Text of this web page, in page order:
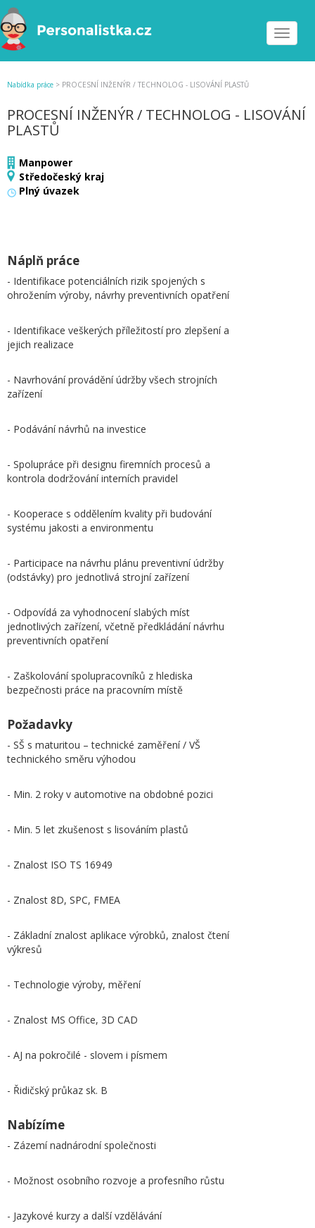
Toggle
Nabídka práce > PROCESNÍ INŽENÝR / TECHNOLOG - LISOVÁNÍ PLASTŮ
PROCESNÍ INŽENÝR / TECHNOLOG - LISOVÁNÍ
PLASTŮ
Manpower
Středočeský kraj
Plný úvazek
Náplň práce
- Identifikace potenciálních rizik spojených s
ohrožením výroby, návrhy preventivních opatření
- Identifikace veškerých příležitostí pro zlepšení a
jejich realizace
- Navrhování provádění údržby všech strojních
zařízení
- Podávání návrhů na investice
- Spolupráce při designu firemních procesů a
kontrola dodržování interních pravidel
- Kooperace s oddělením kvality při budování
systému jakosti a environmentu
- Participace na návrhu plánu preventivní údržby
(odstávky) pro jednotlivá strojní zařízení
- Odpovídá za vyhodnocení slabých míst
jednotlivých zařízení, včetně předkládání návrhu
preventivních opatření
- Zaškolování spolupracovníků z hlediska
bezpečnosti práce na pracovním místě
Požadavky
- SŠ s maturitou – technické zaměření / VŠ
technického směru výhodou
- Min. 2 roky v automotive na obdobné pozici
- Min. 5 let zkušenost s lisováním plastů
- Znalost ISO TS 16949
- Znalost 8D, SPC, FMEA
- Základní znalost aplikace výrobků, znalost čtení
výkresů
- Technologie výroby, měření
- Znalost MS Office, 3D CAD
- AJ na pokročilé - slovem i písmem
- Řidičský průkaz sk. B
Nabízíme
- Zázemí nadnárodní společnosti
- Možnost osobního rozvoje a profesního růstu
- Jazykové kurzy a další vzdělávání